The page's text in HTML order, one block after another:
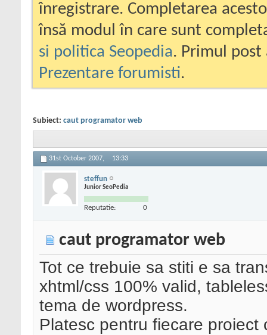
înregistrare. Completarea
însă modul în care sunt
si politica Seopedia. Primul
Prezentare forumisti.
Subiect: caut programator web
31st October 2007, 13:33
steffun
Junior SeoPedia
Reputatie: 0
caut programator web
Tot ce trebuie sa stiti e sa
xhtml/css 100% valid,
tema de wordpress.
Platesc pentru fiecare proiect